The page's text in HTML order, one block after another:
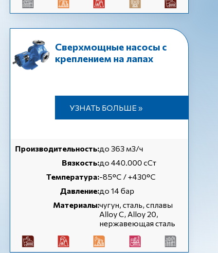
Cверхмощные насосы с
креплением на лапах
УЗНАТЬ БОЛЬШЕ »
Производительность:до 363 м3/ч
Вязкость:до 440.000 сСт
Температура:-85°C / +430°C
Давление:до 14 бар
Материалы:чугун, сталь, сплавы
Alloy C, Alloy 20,
нержавеющая сталь